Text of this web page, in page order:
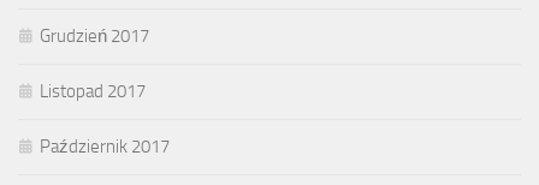
Grudzień 2017
Listopad 2017
Październik 2017